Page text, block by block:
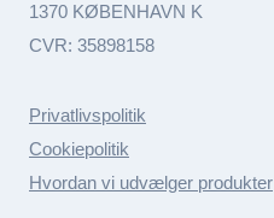
1370 KØBENHAVN K
CVR: 35898158
Privatlivspolitik
Cookiepolitik
Hvordan vi udvælger produkter